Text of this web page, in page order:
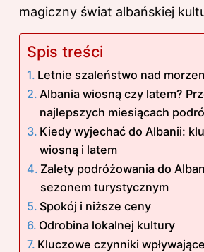
magiczny świat albańskiej
Spis treści
Letnie szaleństwo nad
Albania wiosną czy latem?
najlepszych miesiącach
Kiedy wyjechać do Albanii:
wiosną i latem
Zalety podróżowania do
sezonem turystycznym
Spokój i niższe ceny
Odrobina lokalnej kultury
Kluczowe czynniki